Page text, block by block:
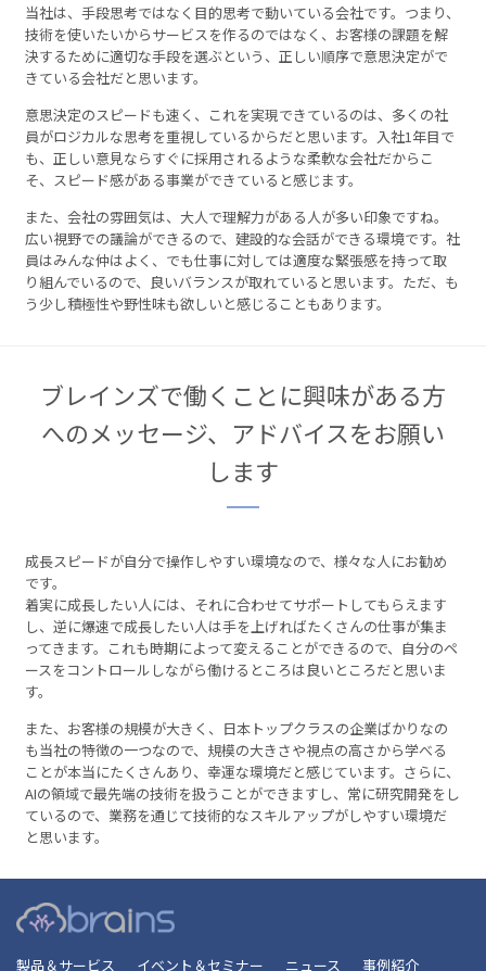
当社は、手段思考ではなく目的思考で動いている会社です。つまり、
技術を使いたいからサービスを作るのではなく、お客様の課題を解
決するために適切な手段を選ぶという、正しい順序で意思決定がで
きている会社だと思います。
意思決定のスピードも速く、これを実現できているのは、多くの社
員がロジカルな思考を重視しているからだと思います。入社1年目で
も、正しい意見ならすぐに採用されるような柔軟な会社だからこ
そ、スピード感がある事業ができていると感じます。
また、会社の雰囲気は、大人で理解力がある人が多い印象ですね。
広い視野での議論ができるので、建設的な会話ができる環境です。社
員はみんな仲はよく、でも仕事に対しては適度な緊張感を持って取
り組んでいるので、良いバランスが取れていると思います。ただ、も
う少し積極性や野性味も欲しいと感じることもあります。
ブレインズで働くことに興味がある方
へのメッセージ、アドバイスをお願い
します
成長スピードが自分で操作しやすい環境なので、様々な人にお勧め
です。
着実に成長したい人には、それに合わせてサポートしてもらえます
し、逆に爆速で成長したい人は手を上げればたくさんの仕事が集ま
ってきます。これも時期によって変えることができるので、自分のペ
ースをコントロールしながら働けるところは良いところだと思いま
す。
また、お客様の規模が大きく、日本トップクラスの企業ばかりなの
も当社の特徴の一つなので、規模の大きさや視点の高さから学べる
ことが本当にたくさんあり、幸運な環境だと感じています。さらに、
AIの領域で最先端の技術を扱うことができますし、常に研究開発をし
ているので、業務を通じて技術的なスキルアップがしやすい環境だ
と思います。
製品＆サービス イベント＆セミナー ニュース 事例紹介